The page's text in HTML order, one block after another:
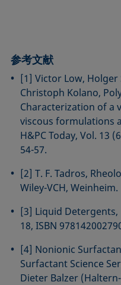
参考文献
[1] Victor Low, Holger
Christoph Kolano,
Characterization of a
viscous formulations
H&PC Today, Vol. 13
54-57.
[2] T. F. Tadros,
Wiley-VCH, Weinheim.
[3] Liquid Detergents,
18, ISBN
[4] Nonionic
Surfactant Science
Dieter Balzer